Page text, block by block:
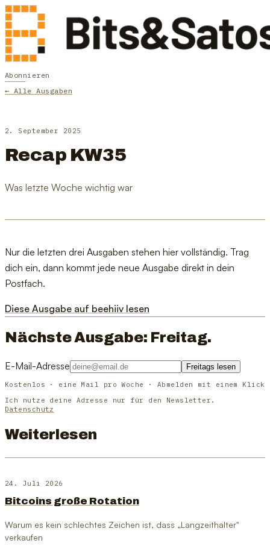
Abonnieren
← Alle Ausgaben
2. September 2025
Recap KW35
Was letzte Woche wichtig war
Nur die letzten drei Ausgaben stehen hier vollständig. Trag
dich ein, dann kommt jede neue Ausgabe direkt in dein
Postfach.
Diese Ausgabe auf beehiiv lesen
Nächste Ausgabe: Freitag.
E-Mail-Adresse Freitags lesen
Kostenlos · eine Mail pro Woche · Abmelden mit einem Klick
Ich nutze deine Adresse nur für den Newsletter.
Datenschutz
Weiterlesen
24. Juli 2026
Bitcoins große Rotation
Warum es kein schlechtes Zeichen ist, dass „Langzeithalter"
verkaufen